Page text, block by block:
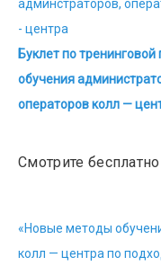
Буклет по
обучения
операторов колл —
Смотрите
«Новые методы
колл — центра по